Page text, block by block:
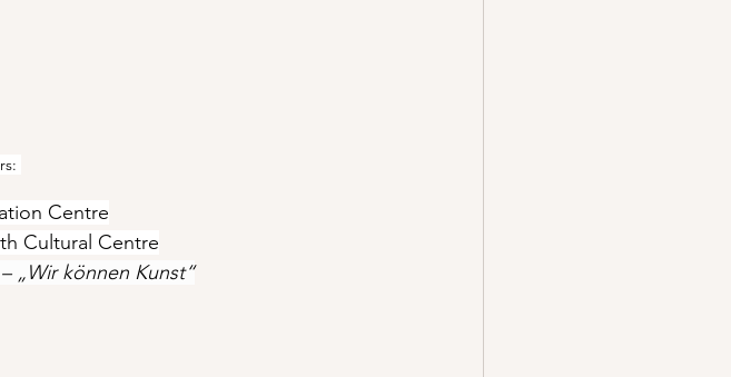
Centre
Cultural Centre
„Wir können Kunst“